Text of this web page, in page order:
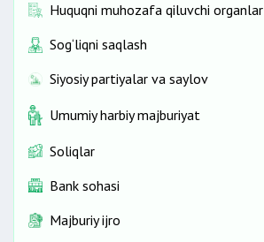
Huquqni muhozafa qiluvchi organlar
Sog‘liqni saqlash
Siyosiy partiyalar va saylov
Umumiy harbiy majburiyat
Soliqlar
Bank sohasi
Majburiy ijro